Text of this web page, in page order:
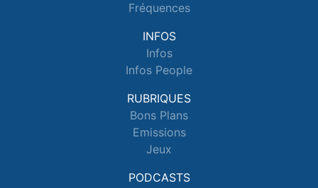
Fréquences
INFOS
Infos
Infos People
RUBRIQUES
Bons Plans
Emissions
Jeux
PODCASTS